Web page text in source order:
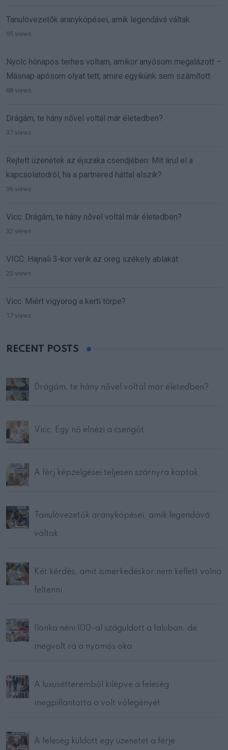
Tanulóvezetők aranyköpései, amik legendává váltak
95 views
Nyolc hónapos terhes voltam, amikor anyósom megalázott –
Másnap apósom olyat tett, amire egyikünk sem számított
88 views
Drágám, te hány nővel voltál már életedben?
37 views
Rejtett üzenetek az éjszaka csendjében: Mit árul el a
kapcsolatodról, ha a partnered háttal alszik?
36 views
Vicc: Drágám, te hány nővel voltál már életedben?
32 views
VICC: Hajnali 3-kor verik az öreg székely ablakát
23 views
Vicc: Miért vigyorog a kerti törpe?
17 views
RECENT POSTS
Drágám, te hány nővel voltál már életedben?
Vicc: Egy nő elnézi a csengőt
A férj képzelgései teljesen szárnyra kaptak
Tanulóvezetők aranyköpései, amik legendává
váltak
Két kérdés, amit ismerkedéskor nem kellett volna
feltenni
Ilonka néni 100-al száguldott a faluban, de
megvolt rá a nyomós oka
A luxusétteremből kilépve a feleség
megpillantotta a volt vőlegényét
A feleség küldött egy üzenetet a férje